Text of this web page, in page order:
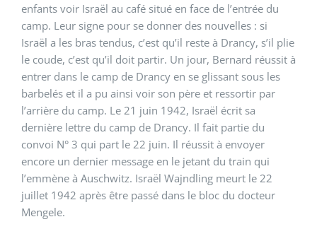
enfants voir Israël au café situé en face de l’entrée du
camp. Leur signe pour se donner des nouvelles : si
Israël a les bras tendus, c’est qu’il reste à Drancy, s’il plie
le coude, c’est qu’il doit partir. Un jour, Bernard réussit à
entrer dans le camp de Drancy en se glissant sous les
barbelés et il a pu ainsi voir son père et ressortir par
l’arrière du camp. Le 21 juin 1942, Israël écrit sa
dernière lettre du camp de Drancy. Il fait partie du
convoi N° 3 qui part le 22 juin. Il réussit à envoyer
encore un dernier message en le jetant du train qui
l’emmène à Auschwitz. Israël Wajndling meurt le 22
juillet 1942 après être passé dans le bloc du docteur
Mengele.